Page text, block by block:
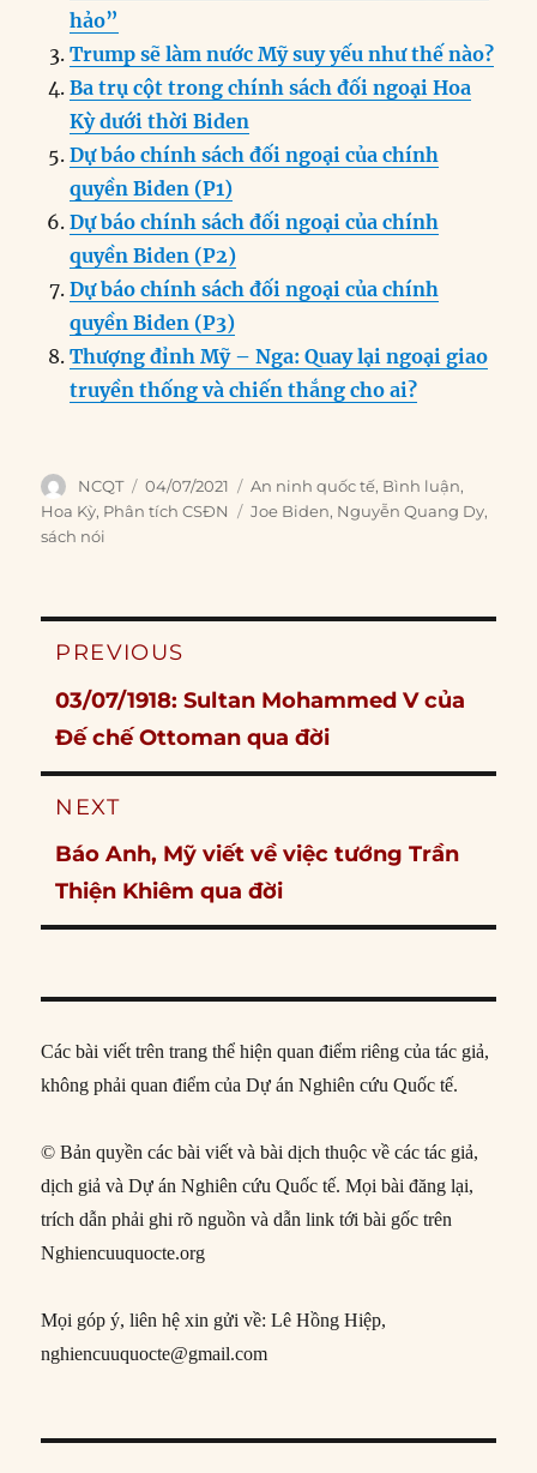
hảo”
Trump sẽ làm nước Mỹ suy yếu như thế nào?
Ba trụ cột trong chính sách đối ngoại Hoa
Kỳ dưới thời Biden
Dự báo chính sách đối ngoại của chính
quyền Biden (P1)
Dự báo chính sách đối ngoại của chính
quyền Biden (P2)
Dự báo chính sách đối ngoại của chính
quyền Biden (P3)
Thượng đỉnh Mỹ – Nga: Quay lại ngoại giao
truyền thống và chiến thắng cho ai?
Author
NCQT
Posted
on
04/07/2021 Categories
An ninh quốc tế, Bình luận,
Hoa Kỳ, Phân tích CSĐN Tags
Joe Biden, Nguyễn Quang Dy,
sách nói
Post
PREVIOUS
Previous
post:
03/07/1918: Sultan Mohammed V của
Đế chế Ottoman qua đời
NEXT
Next
post:
Báo Anh, Mỹ viết về việc tướng Trần
Thiện Khiêm qua đời
Các bài viết trên trang thể hiện quan điểm riêng của tác giả,
không phải quan điểm của Dự án Nghiên cứu Quốc tế.
© Bản quyền các bài viết và bài dịch thuộc về các tác giả,
dịch giả và Dự án Nghiên cứu Quốc tế. Mọi bài đăng lại,
trích dẫn phải ghi rõ nguồn và dẫn link tới bài gốc trên
Nghiencuuquocte.org
Mọi góp ý, liên hệ xin gửi về: Lê Hồng Hiệp,
nghiencuuquocte@gmail.com